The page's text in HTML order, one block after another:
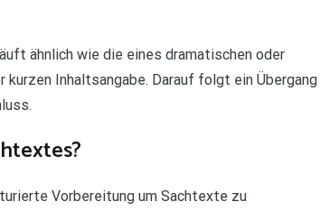
ähnlich wie die eines dramatischen oder
Inhaltsangabe. Darauf folgt ein Übergang
Vorbereitung um Sachtexte zu